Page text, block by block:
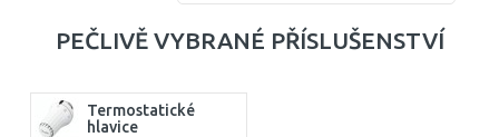
21=12 (64 mm)
22 (100 mm)
700
500
PEČLIVĚ VYBRANÉ PŘÍSLUŠENSTVÍ
Termostatické
hlavice